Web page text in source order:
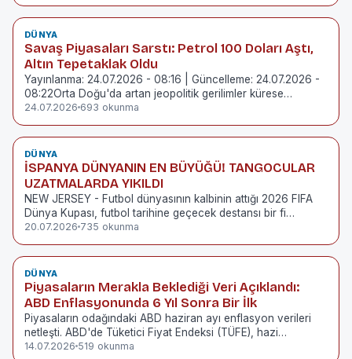
DÜNYA
Savaş Piyasaları Sarstı: Petrol 100 Doları Aştı,
Altın Tepetaklak Oldu
Yayınlanma: 24.07.2026 - 08:16 | Güncelleme: 24.07.2026 -
08:22Orta Doğu'da artan jeopolitik gerilimler kürese…
24.07.2026 693 okunma
DÜNYA
İSPANYA DÜNYANIN EN BÜYÜĞÜ! TANGOCULAR
UZATMALARDA YIKILDI
NEW JERSEY - Futbol dünyasının kalbinin attığı 2026 FIFA
Dünya Kupası, futbol tarihine geçecek destansı bir fi…
20.07.2026 735 okunma
DÜNYA
Piyasaların Merakla Beklediği Veri Açıklandı:
ABD Enflasyonunda 6 Yıl Sonra Bir İlk
Piyasaların odağındaki ABD haziran ayı enflasyon verileri
netleşti. ABD'de Tüketici Fiyat Endeksi (TÜFE), hazi…
14.07.2026 519 okunma